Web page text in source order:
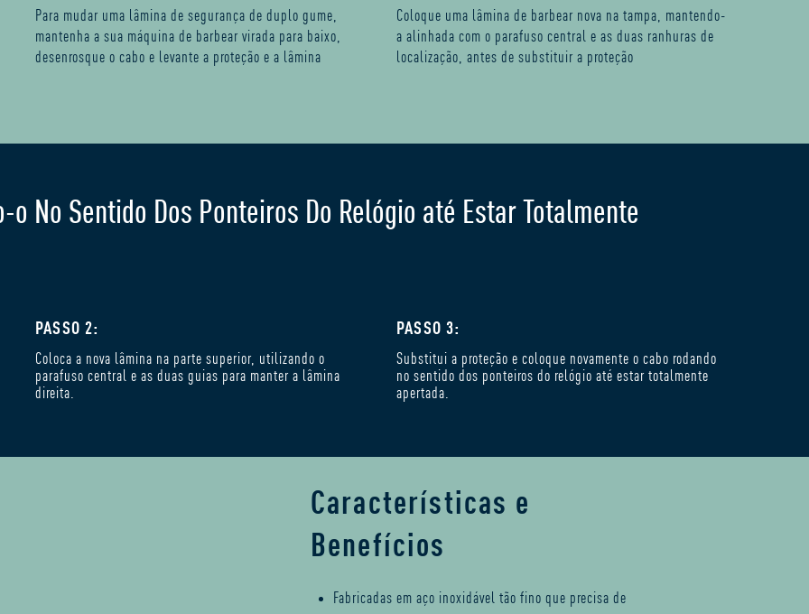
Para mudar uma lâmina de segurança de duplo gume,
mantenha a sua máquina de barbear virada para baixo,
desenrosque o cabo e levante a proteção e a lâmina
Coloque uma lâmina de barbear nova na tampa, mantendo-
a alinhada com o parafuso central e as duas ranhuras de
localização, antes de substituir a proteção
o No Sentido Dos Ponteiros Do Relógio até Estar Totalmente
PASSO 2:
Coloca a nova lâmina na parte superior, utilizando o
parafuso central e as duas guias para manter a lâmina
direita.
PASSO 3:
Substitui a proteção e coloque novamente o cabo rodando
no sentido dos ponteiros do relógio até estar totalmente
apertada.
Características e
Benefícios
Fabricadas em aço inoxidável tão fino que precisa de